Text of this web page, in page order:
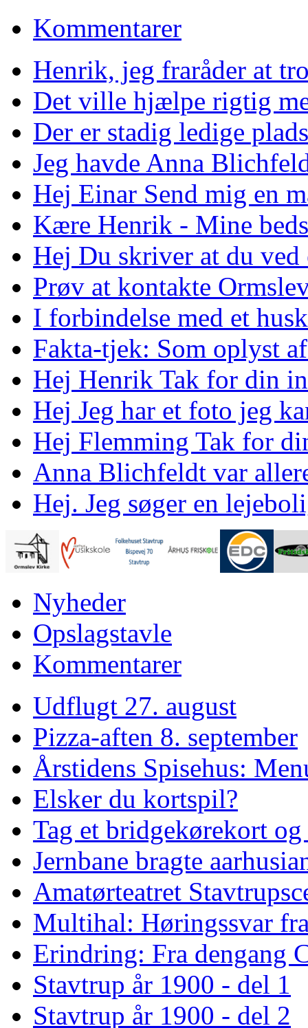
Kommentarer
Henrik, jeg fraråder at
Det ville hjælpe rigtig
Der er stadig ledige
Jeg havde Anna
Hej Einar Send mig en
Kære Henrik - Mine
Hej Du skriver at du ved
Prøv at kontakte
I forbindelse med et
Fakta-tjek: Som oplyst
Hej Henrik Tak for din
Hej Jeg har et foto jeg
Hej Flemming Tak for
Anna Blichfeldt var
Hej. Jeg søger en
Nyheder
Opslagstavle
Kommentarer
Udflugt 27. august
Pizza-aften 8. september
Årstidens Spisehus:
Elsker du kortspil?
Tag et bridgekørekort
Jernbane bragte
Amatørteatret
Multihal: Høringssvar
Erindring: Fra dengang
Stavtrup år 1900 - del 1
Stavtrup år 1900 - del 2